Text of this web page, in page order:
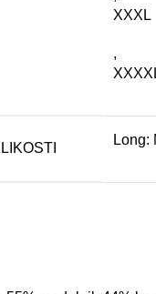
XXXL
,
Long: